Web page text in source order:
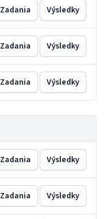
Zadania Výsledky
Zadania Výsledky
Zadania Výsledky
Zadania Výsledky
Zadania Výsledky